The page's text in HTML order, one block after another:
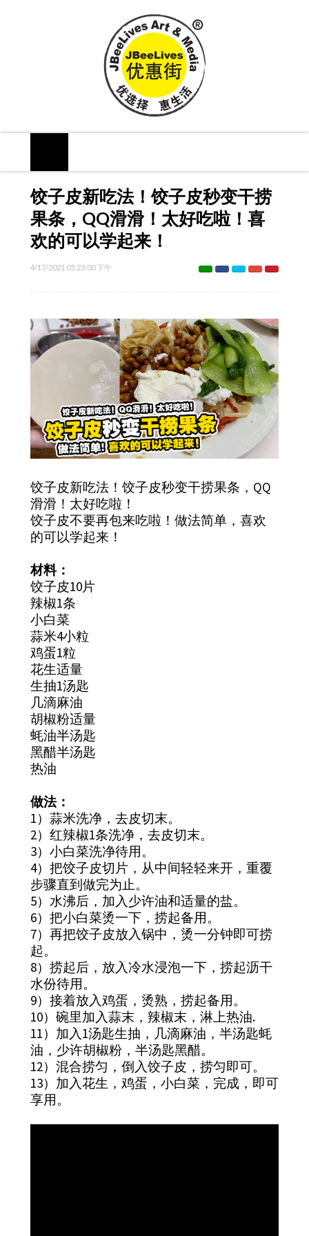
饺子皮新吃法！饺子皮秒变干捞
果条，QQ滑滑！太好吃啦！喜
欢的可以学起来！
4/17/2021 05:23:00 下午
饺子皮新吃法！饺子皮秒变干捞果条，QQ
滑滑！太好吃啦！
饺子皮不要再包来吃啦！做法简单，喜欢
的可以学起来！
材料：
饺子皮10片
辣椒1条
小白菜
蒜米4小粒
鸡蛋1粒
花生适量
生抽1汤匙
几滴麻油
胡椒粉适量
蚝油半汤匙
黑醋半汤匙
热油
做法：
1）蒜米洗净，去皮切末。
2）红辣椒1条洗净，去皮切末。
3）小白菜洗净待用。
4）把饺子皮切片，从中间轻轻来开，重覆
步骤直到做完为止。
5）水沸后，加入少许油和适量的盐。
6）把小白菜烫一下，捞起备用。
7）再把饺子皮放入锅中，烫一分钟即可捞
起。
8）捞起后，放入冷水浸泡一下，捞起沥干
水份待用。
9）接着放入鸡蛋，烫熟，捞起备用。
10）碗里加入蒜末，辣椒末，淋上热油.
11）加入1汤匙生抽，几滴麻油，半汤匙蚝
油，少许胡椒粉，半汤匙黑醋。
12）混合捞匀，倒入饺子皮，捞匀即可。
13）加入花生，鸡蛋，小白菜，完成，即可
享用。